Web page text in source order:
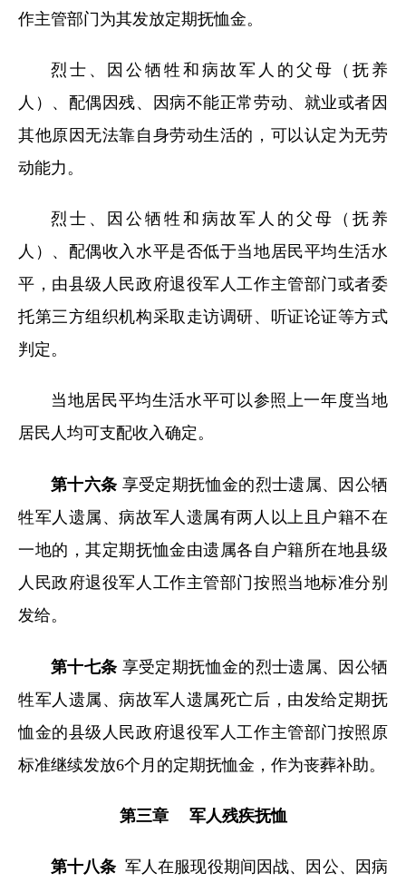
作主管部门为其发放定期抚恤金。
烈士、因公牺牲和病故军人的父母（抚养
人）、配偶因残、因病不能正常劳动、就业或者因
其他原因无法靠自身劳动生活的，可以认定为无劳
动能力。
烈士、因公牺牲和病故军人的父母（抚养
人）、配偶收入水平是否低于当地居民平均生活水
平，由县级人民政府退役军人工作主管部门或者委
托第三方组织机构采取走访调研、听证论证等方式
判定。
当地居民平均生活水平可以参照上一年度当地
居民人均可支配收入确定。
第十六条 享受定期抚恤金的烈士遗属、因公牺
牲军人遗属、病故军人遗属有两人以上且户籍不在
一地的，其定期抚恤金由遗属各自户籍所在地县级
人民政府退役军人工作主管部门按照当地标准分别
发给。
第十七条 享受定期抚恤金的烈士遗属、因公牺
牲军人遗属、病故军人遗属死亡后，由发给定期抚
恤金的县级人民政府退役军人工作主管部门按照原
标准继续发放6个月的定期抚恤金，作为丧葬补助。
第三章 军人残疾抚恤
第十八条 军人在服现役期间因战、因公、因病